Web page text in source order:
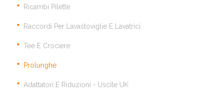
Ricambi Pilette
Raccordi Per Lavastoviglie E Lavatrici
Tee E Crociere
Prolunghe
Adattatori E Riduzioni - Uscite UK